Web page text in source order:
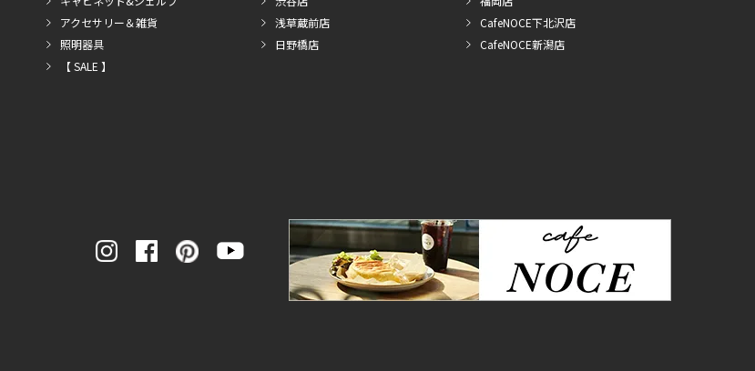
アクセサリー＆雑貨
照明器具
【 SALE 】
浅草蔵前店
日野橋店
CafeNOCE下北沢店
CafeNOCE新潟店